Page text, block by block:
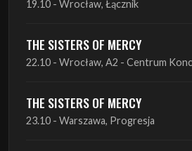
19.10 - Wrocław, Łącznik
THE SISTERS OF MERCY
22.10 - Wrocław, A2 - Centrum
THE SISTERS OF MERCY
23.10 - Warszawa, Progresja